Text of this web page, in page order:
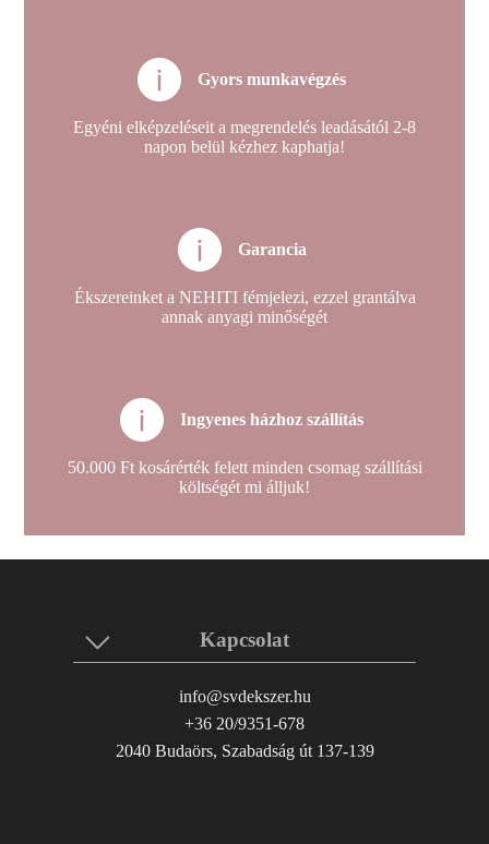
Gyors munkavégzés
Egyéni elképzeléseit a megrendelés leadásától 2-8
napon belül kézhez kaphatja!
Garancia
Ékszereinket a NEHITI fémjelezi, ezzel grantálva
annak anyagi minőségét
Ingyenes házhoz szállítás
50.000 Ft kosárérték felett minden csomag szállítási
költségét mi álljuk!
Kapcsolat
info@svdekszer.hu
+36 20/9351-678
2040 Budaörs, Szabadság út 137-139